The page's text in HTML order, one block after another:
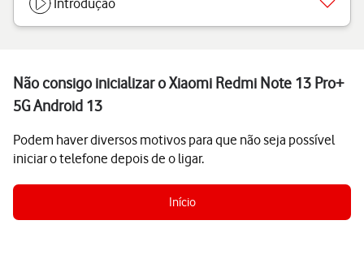
Introdução
Não consigo inicializar o Xiaomi Redmi Note 13 Pro+
5G Android 13
Podem haver diversos motivos para que não seja possível
iniciar o telefone depois de o ligar.
Início